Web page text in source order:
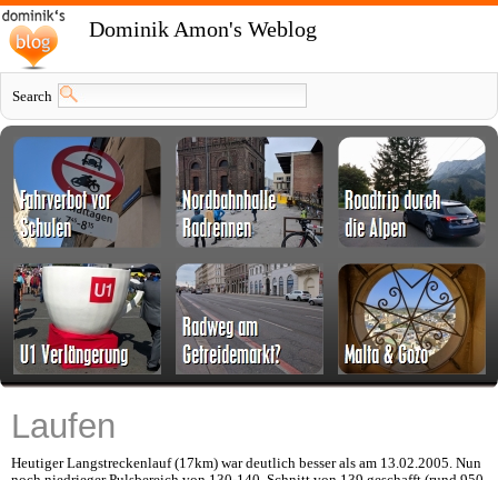
Dominik Amon's Weblog
Search
Laufen
Heutiger Langstreckenlauf (17km) war deutlich besser als am 13.02.2005. Nun